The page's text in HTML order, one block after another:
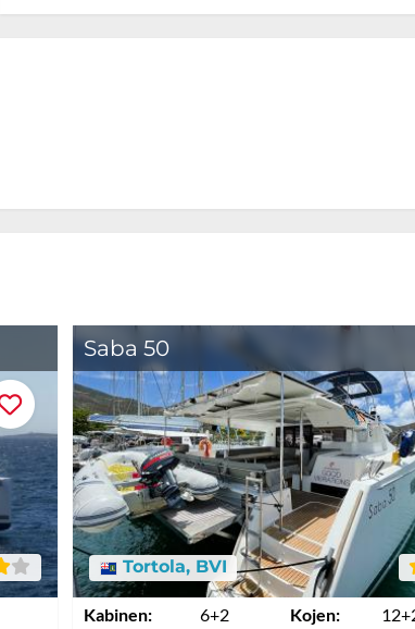
Saba 50
Tortola, BVI
Kabinen: 6+2 Kojen: